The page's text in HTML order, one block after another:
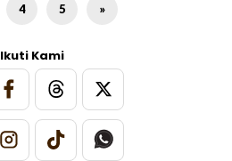
4 5 »
Ikuti Kami